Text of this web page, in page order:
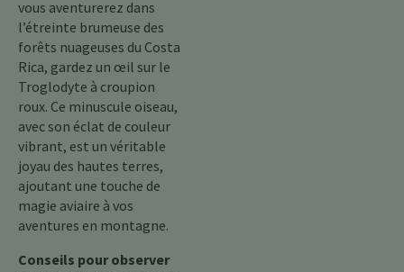
vous aventurerez dans
l’étreinte brumeuse des
forêts nuageuses du Costa
Rica, gardez un œil sur le
Troglodyte à croupion
roux. Ce minuscule oiseau,
avec son éclat de couleur
vibrant, est un véritable
joyau des hautes terres,
ajoutant une touche de
magie aviaire à vos
aventures en montagne.
Conseils pour observer